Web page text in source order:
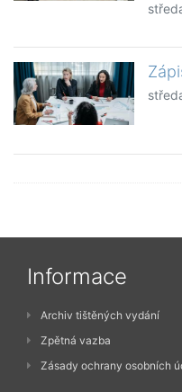
Informace
Archiv tištěných vydání
Zpětná vazba
Zásady ochrany osobních